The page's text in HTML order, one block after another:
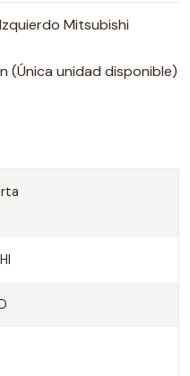
Mitsubishi
(Única unidad disponible)